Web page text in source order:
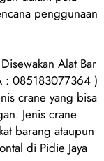
penggunaan
Alat Bar
: 085183077364 )
crane yang bisa
Jenis crane
barang ataupun
di Pidie Jaya